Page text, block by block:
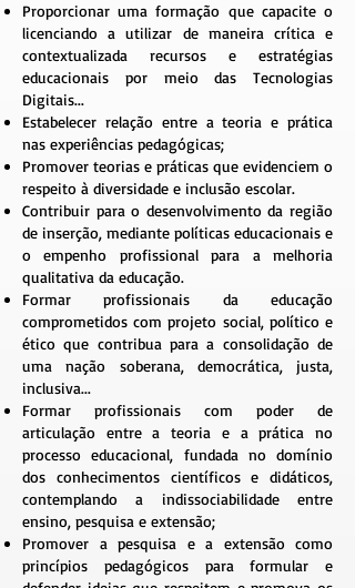
Proporcionar uma formação que capacite o
licenciando a utilizar de maneira crítica e
contextualizada recursos e estratégias
educacionais por meio das Tecnologias
Digitais...
Estabelecer relação entre a teoria e prática
nas experiências pedagógicas;
Promover teorias e práticas que evidenciem o
respeito à diversidade e inclusão escolar.
Contribuir para o desenvolvimento da região
de inserção, mediante políticas educacionais e
o empenho profissional para a melhoria
qualitativa da educação.
Formar profissionais da educação
comprometidos com projeto social, político e
ético que contribua para a consolidação de
uma nação soberana, democrática, justa,
inclusiva...
Formar profissionais com poder de
articulação entre a teoria e a prática no
processo educacional, fundada no domínio
dos conhecimentos científicos e didáticos,
contemplando a indissociabilidade entre
ensino, pesquisa e extensão;
Promover a pesquisa e a extensão como
princípios pedagógicos para formular e